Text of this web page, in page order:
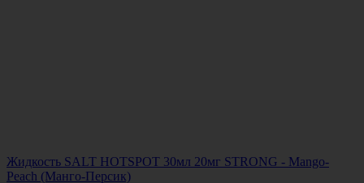
Жидкость SALT HOTSPOT 30мл 20мг STRONG - Mango-
Peach (Манго-Персик)